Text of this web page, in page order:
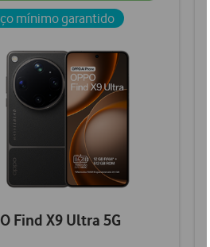
mínimo garantido
Find X9 Ultra 5G